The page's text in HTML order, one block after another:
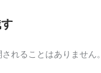
れることはありません。